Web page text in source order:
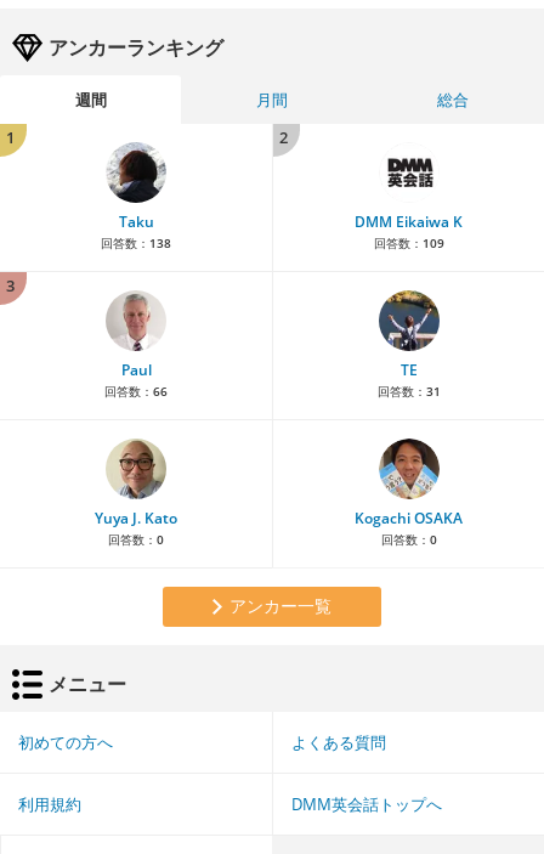
アンカーランキング
週間 月間
総合
1
Taku
回答数： 138
2
DMM Eikaiwa K
回答数： 109
3
Paul
回答数： 66
TE
回答数： 31
Yuya J. Kato
回答数： 0
Kogachi OSAKA
回答数： 0
アンカー一覧
メニュー
初めての方へ よくある質問
利用規約 DMM英会話トップへ